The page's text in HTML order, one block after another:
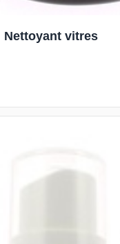
Nettoyant vitres